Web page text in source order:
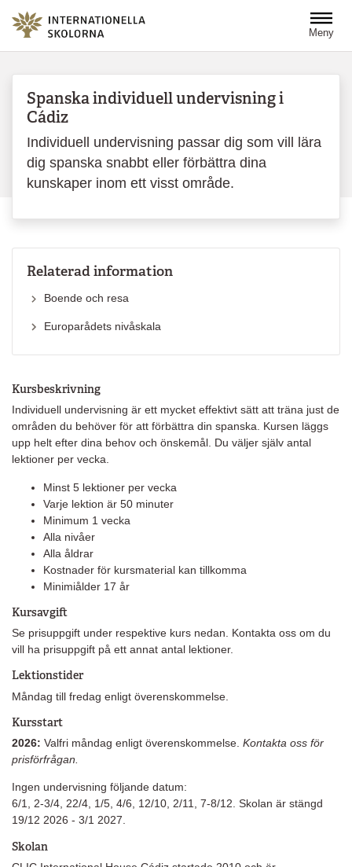
Meny
Spanska individuell undervisning i
Cádiz
Individuell undervisning passar dig som vill lära
dig spanska snabbt eller förbättra dina
kunskaper inom ett visst område.
Kursbeskrivning
Individuell undervisning är ett mycket effektivt sätt att träna just de
områden du behöver för att förbättra din spanska. Kursen läggs
upp helt efter dina behov och önskemål. Du väljer själv antal
lektioner per vecka.
Minst 5 lektioner per vecka
Varje lektion är 50 minuter
Minimum 1 vecka
Alla nivåer
Alla åldrar
Kostnader för kursmaterial kan tillkomma
Minimiålder 17 år
Kursavgift
Se prisuppgift under respektive kurs nedan. Kontakta oss om du
vill ha prisuppgift på ett annat antal lektioner.
Lektionstider
Måndag till fredag enligt överenskommelse.
Kursstart
2026: Valfri måndag enligt överenskommelse. Kontakta oss för
prisförfrågan.
Ingen undervisning följande datum:
6/1, 2-3/4, 22/4, 1/5, 4/6, 12/10, 2/11, 7-8/12. Skolan är stängd
19/12 2026 - 3/1 2027.
Skolan
Relaterad information
Boende och resa
Europarådets nivåskala